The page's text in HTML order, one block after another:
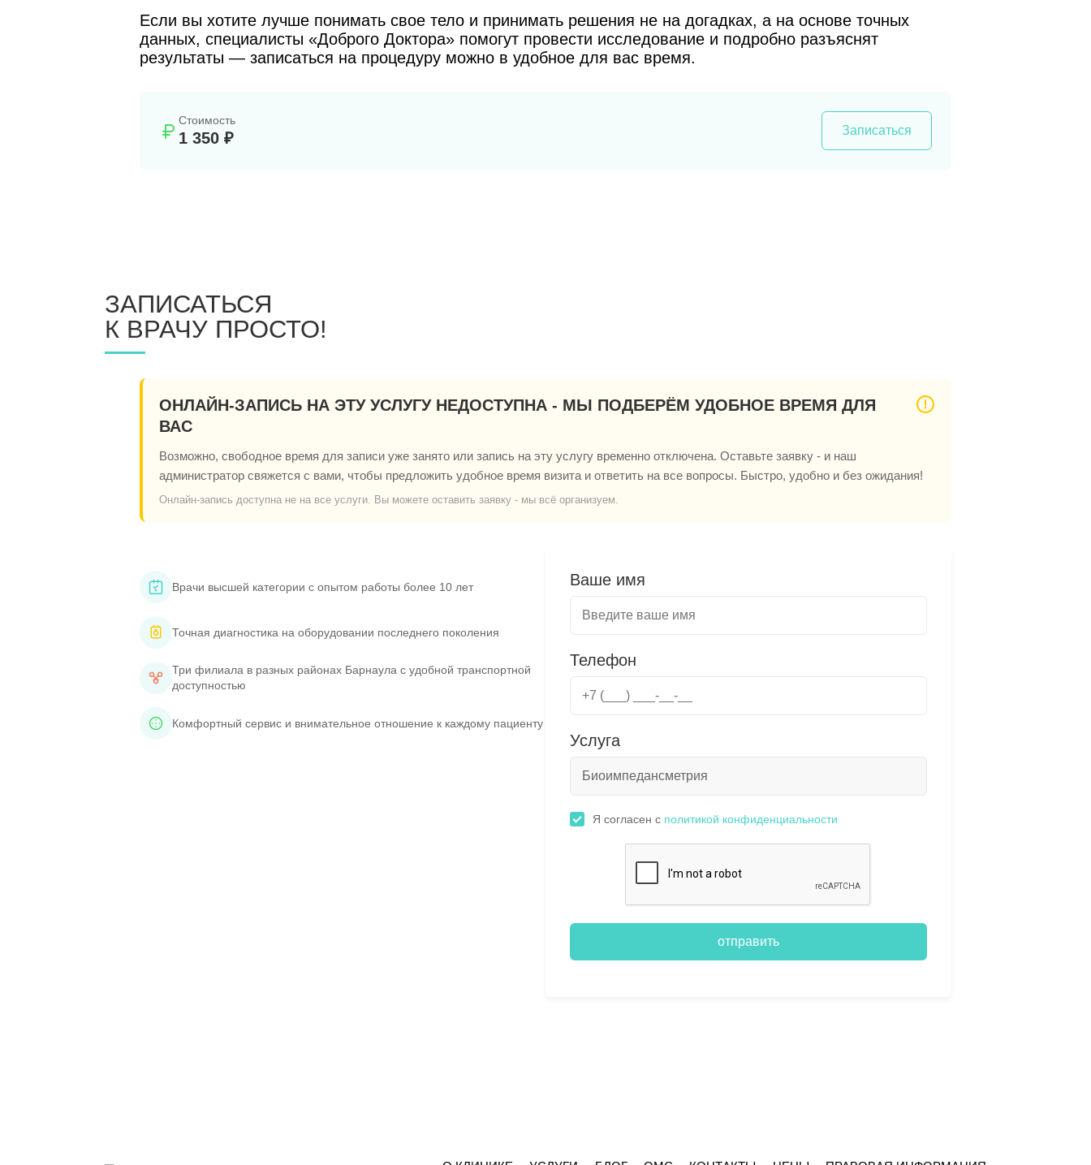
Если вы хотите лучше понимать свое тело и принимать решения не на догадках, а на основе точных
данных, специалисты «Доброго Доктора» помогут провести исследование и подробно разъяснят
результаты — записаться на процедуру можно в удобное для вас время.
Стоимость
1 350 ₽ Записаться
ЗАПИСАТЬСЯ
К ВРАЧУ ПРОСТО!
ОНЛАЙН-ЗАПИСЬ НА ЭТУ УСЛУГУ НЕДОСТУПНА - МЫ ПОДБЕРЁМ УДОБНОЕ ВРЕМЯ ДЛЯ
ВАС
Возможно, свободное время для записи уже занято или запись на эту услугу временно отключена. Оставьте заявку - и наш
администратор свяжется с вами, чтобы предложить удобное время визита и ответить на все вопросы. Быстро, удобно и без ожидания!
Онлайн-запись доступна не на все услуги. Вы можете оставить заявку - мы всё организуем.
Врачи высшей категории с опытом работы более 10 лет
Точная диагностика на оборудовании последнего поколения
Три филиала в разных районах Барнаула с удобной транспортной
доступностью
Комфортный сервис и внимательное отношение к каждому пациенту
Ваше имя
Телефон
Услуга
Я согласен с политикой конфиденциальности
отправить